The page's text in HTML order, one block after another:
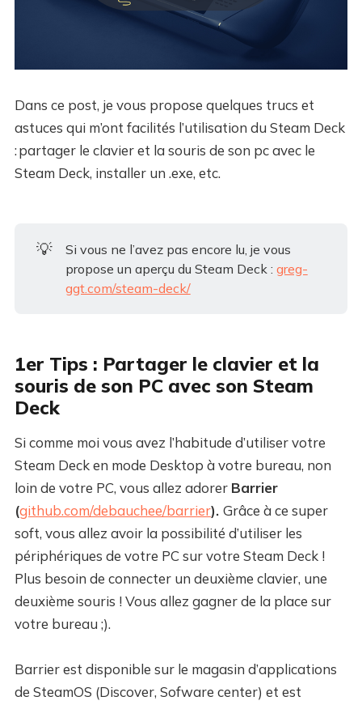
Dans ce post, je vous propose quelques trucs et
astuces qui m’ont facilités l’utilisation du Steam Deck
: partager le clavier et la souris de son pc avec le
Steam Deck, installer un .exe, etc.
💡
Si vous ne l’avez pas encore lu, je vous
propose un aperçu du Steam Deck : greg-
ggt.com/steam-deck/
1er Tips : Partager le clavier et la
souris de son PC avec son Steam
Deck
Si comme moi vous avez l’habitude d’utiliser votre
Steam Deck en mode Desktop à votre bureau, non
loin de votre PC, vous allez adorer Barrier
(github.com/debauchee/barrier). Grâce à ce super
soft, vous allez avoir la possibilité d’utiliser les
périphériques de votre PC sur votre Steam Deck !
Plus besoin de connecter un deuxième clavier, une
deuxième souris ! Vous allez gagner de la place sur
votre bureau ;).
Barrier est disponible sur le magasin d’applications
de SteamOS (Discover, Sofware center) et est